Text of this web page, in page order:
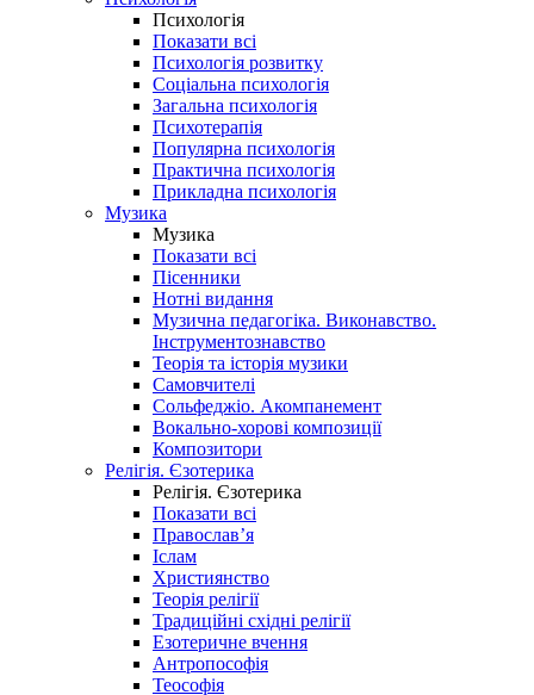
Психологія
Показати всі
Психологія розвитку
Соціальна психологія
Загальна психологія
Психотерапія
Популярна психологія
Практична психологія
Прикладна психологія
Музика
Музика
Показати всі
Пісенники
Нотні видання
Музична педагогіка. Виконавство.
Інструментознавство
Теорія та історія музики
Самовчителі
Сольфеджіо. Акомпанемент
Вокально-хорові композиції
Композитори
Релігія. Єзотерика
Релігія. Єзотерика
Показати всі
Православ’я
Іслам
Християнство
Теорія релігії
Традиційні східні релігії
Езотеричне вчення
Антропософія
Теософія